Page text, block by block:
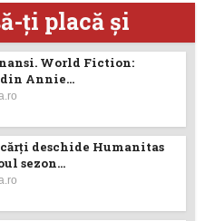
ţi placă şi
World Fiction:
Annie...
cărţi deschide Humanitas
sezon...